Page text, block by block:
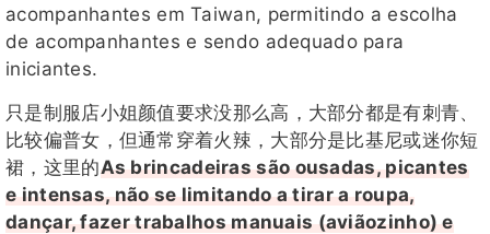
acompanhantes em Taiwan, permitindo a escolha
de acompanhantes e sendo adequado para
iniciantes.
只是制服店小姐颜值要求没那么高，大部分都是有刺青、
比较偏普女，但通常穿着火辣，大部分是比基尼或迷你短
裙，这里的As brincadeiras são ousadas, picantes
e intensas, não se limitando a tirar a roupa,
dançar, fazer trabalhos manuais (aviãozinho) e